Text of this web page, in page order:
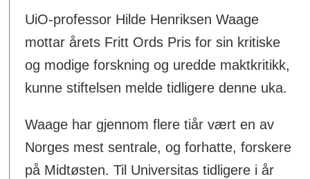
UiO-professor Hilde Henriksen Waage
mottar årets Fritt Ords Pris for sin kritiske
og modige forskning og uredde maktkritikk,
kunne stiftelsen melde tidligere denne uka.
Waage har gjennom flere tiår vært en av
Norges mest sentrale, og forhatte, forskere
på Midtøsten. Til Universitas tidligere i år